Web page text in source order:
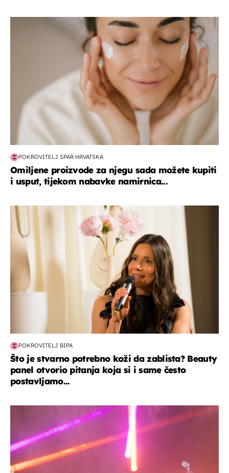
moda & ljepota
POKROVITELJ SPAR HRVATSKA
Omiljene proizvode za njegu sada možete kupiti
i usput, tijekom nabavke namirnica...
moda & ljepota
POKROVITELJ BIPA
Što je stvarno potrebno koži da zablista? Beauty
panel otvorio pitanja koja si i same često
postavljamo...